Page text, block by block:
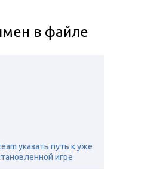
в файле
указать путь к уже
игре